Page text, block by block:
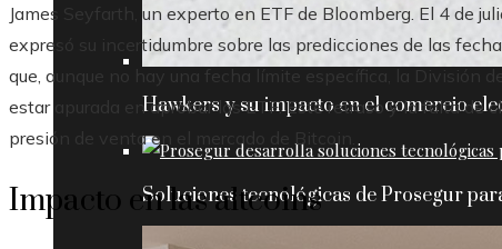
Hawkers y su impacto en el comercio
Soluciones tecnológicas de Prosegur
James Seyfarth, un experto en ETF de Bloomberg. El 4 de
expresó su incertidumbre sobre las predicciones de las
que, aunque no hay una fecha límite específica, la División
estar apurada en aprobar los ETF. Este retraso y la falta de
presión de venta en el mercado de Bitcoin.
Impacto en las altcoins